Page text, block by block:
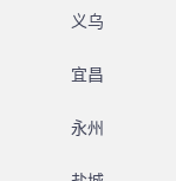
义乌
宜昌
永州